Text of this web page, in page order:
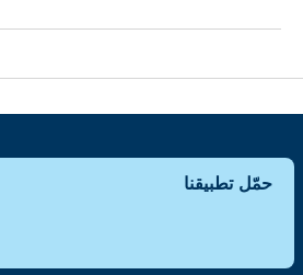
حمّل تطبيقنا